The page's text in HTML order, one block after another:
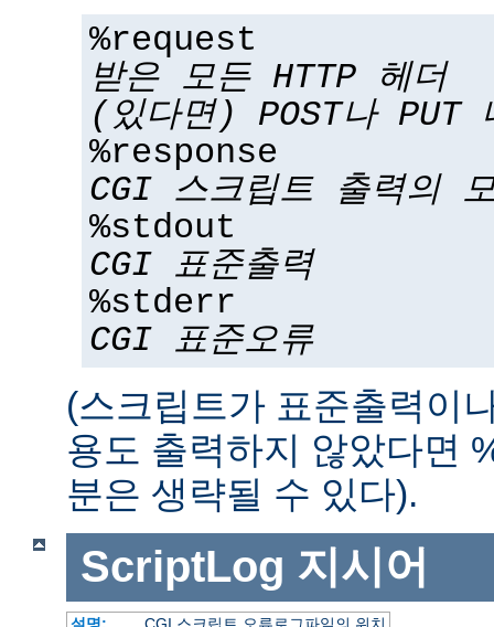
%request
받은 모든 HTTP 헤더
(있다면) POST나 PUT
%response
CGI 스크립트 출력의
%stdout
CGI 표준출력
%stderr
CGI 표준오류
(스크립트가 표준출력이
용도 출력하지 않았다면
분은 생략될 수 있다).
ScriptLog 지시어